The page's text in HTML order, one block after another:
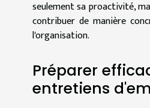
seulement sa proactivité,
contribuer de manière
l'organisation.
Préparer
entretiens